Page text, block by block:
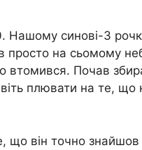
синові-3
просто на сьомому
Почав
плювати на те,
що він точно знайшов